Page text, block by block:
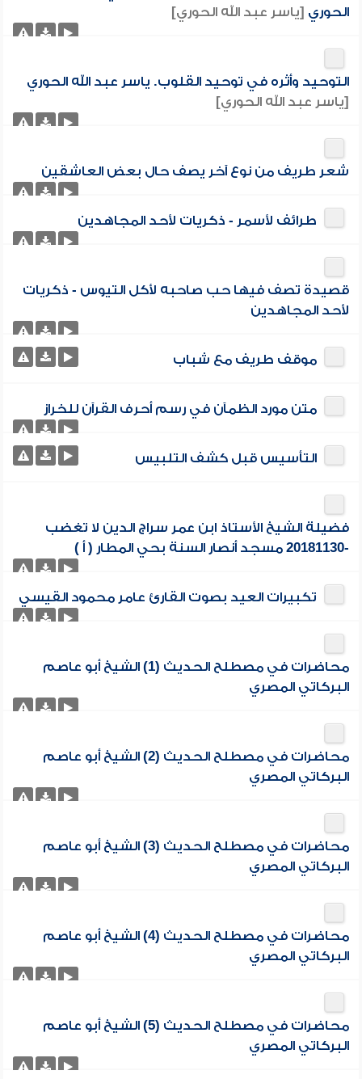
الحوري [ياسر عبد الله الحوري]
التوحيد وأثره في توحيد القلوب. ياسر عبد الله الحوري
[ياسر عبد الله الحوري]
شعر طريف من نوع آخر يصف حال بعض العاشقين
طرائف لأسمر - ذكريات لأحد المجاهدين
قصيدة تصف فيها حب صاحبه لأكل التيوس - ذكريات
لأحد المجاهدين
موقف طريف مع شباب
متن مورد الظمآن في رسم أحرف القرآن للخراز
التأسيس قبل كشف التلبيس
فضيلة الشيخ الأستاذ ابن عمر سراج الدين لا تغضب
-20181130 مسجد أنصار السنة بحي المطار ( أ )
تكبيرات العيد بصوت القارئ عامر محمود القيسي
محاضرات في مصطلح الحديث (1) الشيخ أبو عاصم
البركاتي المصري
محاضرات في مصطلح الحديث (2) الشيخ أبو عاصم
البركاتي المصري
محاضرات في مصطلح الحديث (3) الشيخ أبو عاصم
البركاتي المصري
محاضرات في مصطلح الحديث (4) الشيخ أبو عاصم
البركاتي المصري
محاضرات في مصطلح الحديث (5) الشيخ أبو عاصم
البركاتي المصري